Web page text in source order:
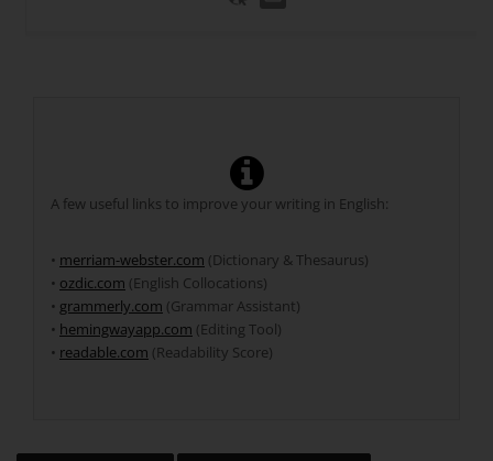
A few useful links to improve your writing in English:
• merriam-webster.com (Dictionary & Thesaurus)
• ozdic.com (English Collocations)
• grammerly.com (Grammar Assistant)
• hemingwayapp.com (Editing Tool)
• readable.com (Readability Score)